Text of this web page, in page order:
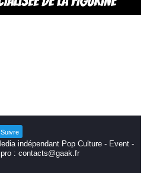
Suivre
indépendant Pop Culture - Event -
: contacts@gaak.fr